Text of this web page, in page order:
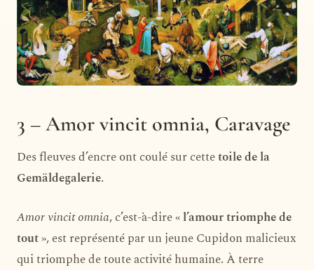
3 – Amor vincit omnia, Caravage
Des fleuves d’encre ont coulé sur cettetoile de la
Gemäldegalerie.
Amor vincit omnia, c’est-à-dire «l’amour triomphe de
tout», est représenté par un jeune Cupidon malicieux
qui triomphe de toute activité humaine. À terre